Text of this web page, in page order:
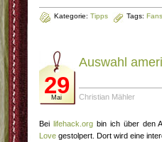
Kategorie: Tipps Tags: Fans
29
Mai
Auswahl
Christian Mähler
Bei lifehack.orgbin ich über den
Love gestolpert. Dort wird eine